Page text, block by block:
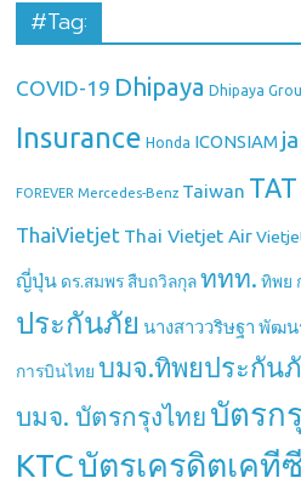
#Tag:
COVID-19 Dhipaya Dhipaya
Insurance Honda ICONSIAM
FOREVER Mercedes-Benz Taiwan TAT
ThaiVietjet Thai Vietjet Air
ญี่ปุ่น ดร.สมพร สืบถวิลกุล ททท. ทิพย
ประกันภัย นางสาววริษฐา พัฒ
การบินไทย บมจ.ทิพยประกัน
บมจ. บัตรกรุงไทย บัตรก
KTCบัตรเครดิตเคทีซี